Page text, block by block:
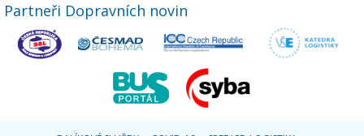
Partneři Dopravních novin